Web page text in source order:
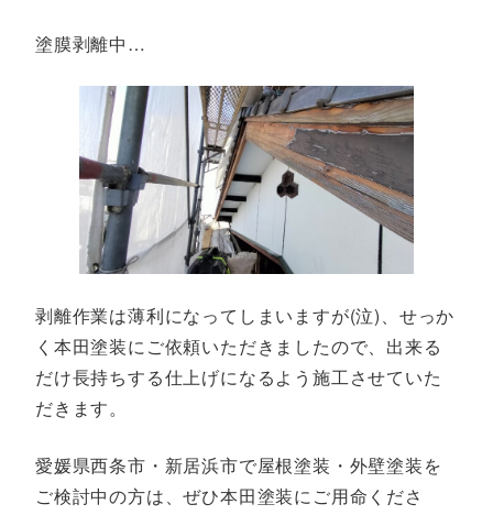
塗膜剥離中…
剥離作業は薄利になってしまいますが(泣)、せっか
く本田塗装にご依頼いただきましたので、出来る
だけ長持ちする仕上げになるよう施工させていた
だきます。
愛媛県西条市・新居浜市で屋根塗装・外壁塗装を
ご検討中の方は、ぜひ本田塗装にご用命くださ